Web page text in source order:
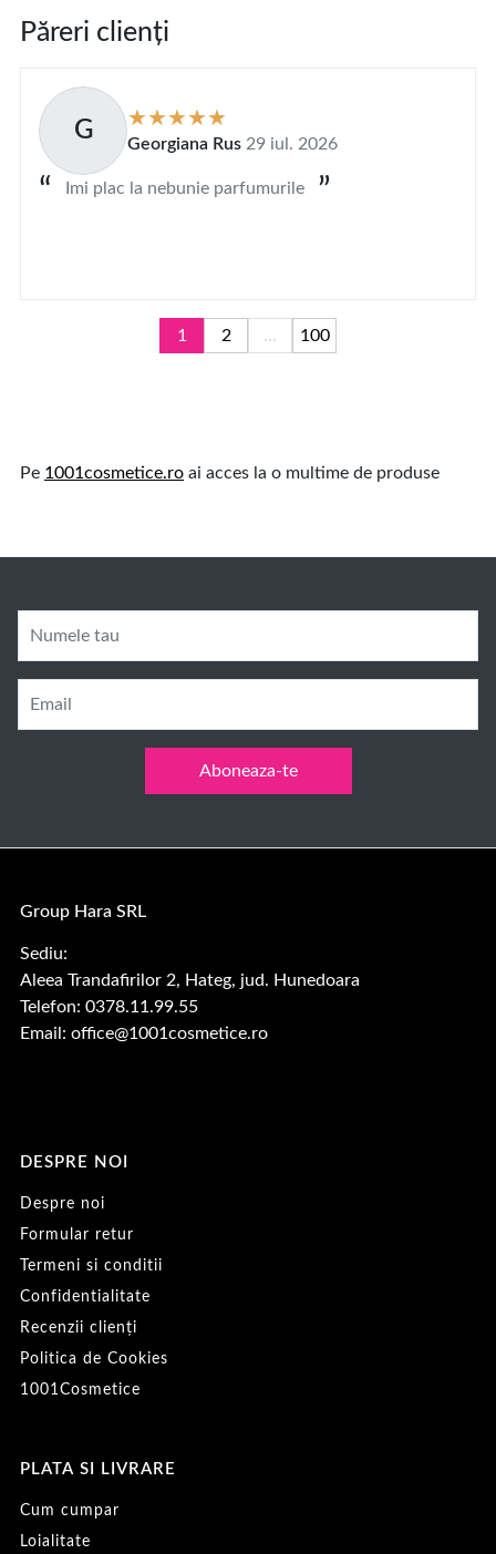
Păreri clienți
G Georgiana Rus 29 iul. 2026
Imi plac la nebunie parfumurile
1 2 ... 100
Pe 1001cosmetice.ro ai acces la o multime de produse
Numele tau
Email
Aboneaza-te
Group Hara SRL
Sediu:
Aleea Trandafirilor 2, Hateg, jud. Hunedoara
Telefon: 0378.11.99.55
Email: office@1001cosmetice.ro
DESPRE NOI
Despre noi
Formular retur
Termeni si conditii
Confidentialitate
Recenzii clienți
Politica de Cookies
1001Cosmetice
PLATA SI LIVRARE
Cum cumpar
Loialitate